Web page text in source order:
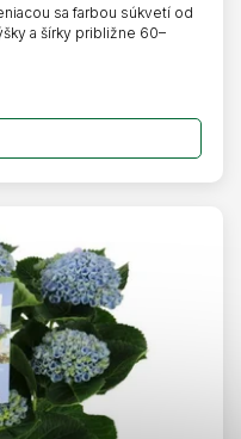
sa farbou súkvetí od
a šírky približne 60–